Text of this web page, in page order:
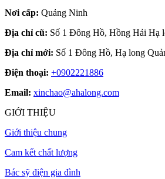
Nơi cấp: Quảng Ninh
Địa chỉ cũ: Số 1 Đông Hồ, Hồng Hải Hạ
Địa chỉ mới: Số 1 Đông Hồ, Hạ long
Điện thoại: +0902221886
Email: xinchao@ahalong.com
GIỚI THIỆU
Giới thiệu chung
Cam kết chất lượng
Bác sỹ điện gia đình